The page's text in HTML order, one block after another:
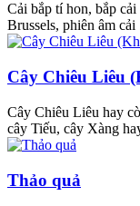
Cải bắp tí hon, bắp
Brussels, phiên âm cải
Cây Chiêu Liêu
Cây Chiêu Liêu hay
cây Tiếu, cây Xàng
Thảo quả